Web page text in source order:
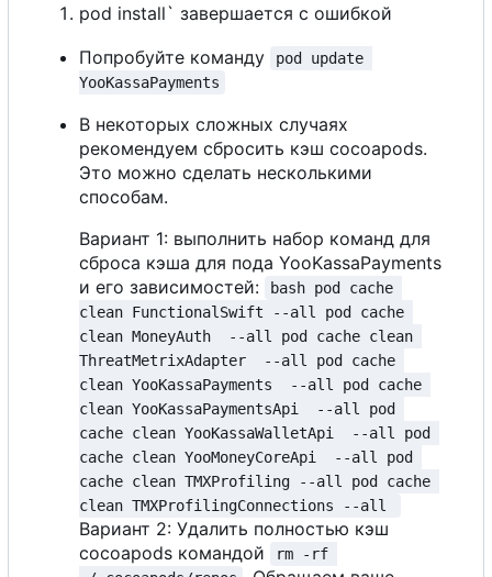
pod install` завершается с ошибкой
Попробуйте команду
pod update
YooKassaPayments
В некоторых сложных случаях
рекомендуем сбросить кэш cocoapods.
Это можно сделать несколькими
способам.
Вариант 1: выполнить набор команд для
сброса кэша для пода YooKassaPayments
и его зависимостей:
bash pod cache
clean FunctionalSwift --all pod cache
clean MoneyAuth  --all pod cache clean
ThreatMetrixAdapter  --all pod cache
clean YooKassaPayments  --all pod cache
clean YooKassaPaymentsApi  --all pod
cache clean YooKassaWalletApi  --all pod
cache clean YooMoneyCoreApi  --all pod
cache clean TMXProfiling --all pod cache
clean TMXProfilingConnections --all
Вариант 2: Удалить полностью кэш
cocoapods командой
rm -rf